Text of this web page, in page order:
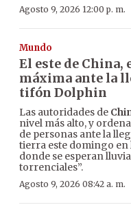
Agosto 9, 2026 12:00 p. m.
Mundo
El este de China,
máxima ante la
tifón Dolphin
Las autoridades de
nivel más alto, y
de personas ante la
tierra este domingo
donde se esperan
torrenciales”.
Agosto 9, 2026 08:42 a. m.